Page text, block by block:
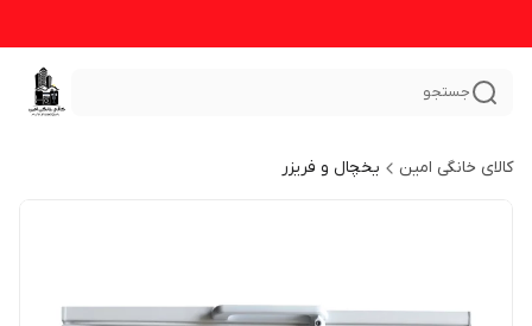
جستجو
کالای خانگی امین یخچال و فریزر